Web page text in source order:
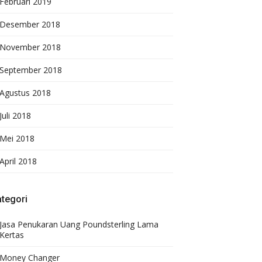
Desember 2018
November 2018
September 2018
Agustus 2018
Juli 2018
Mei 2018
April 2018
Jasa Penukaran Uang Poundsterling Lama
Kertas
Money Changer